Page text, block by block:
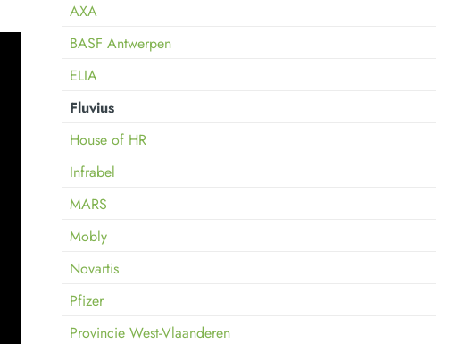
AXA
BASF Antwerpen
ELIA
Fluvius
House of HR
Infrabel
MARS
Mobly
Novartis
Pfizer
Provincie West-Vlaanderen